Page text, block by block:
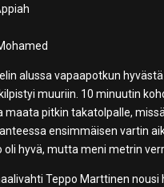
alussa vapaapotkun
muuriin. 10 minuutin
maata pitkin takatolpalle,
ensimmäisen vartin
hyvä, mutta meni metrin
Teppo Marttinen nousi